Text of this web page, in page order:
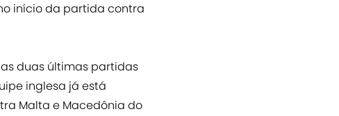
início da partida contra
duas últimas partidas
inglesa já está
Malta e Macedônia do